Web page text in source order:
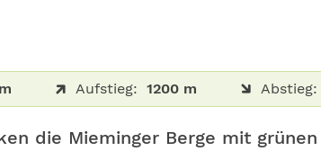
Aufstieg: 1200 m Abstieg:
die Mieminger Berge mit grünen